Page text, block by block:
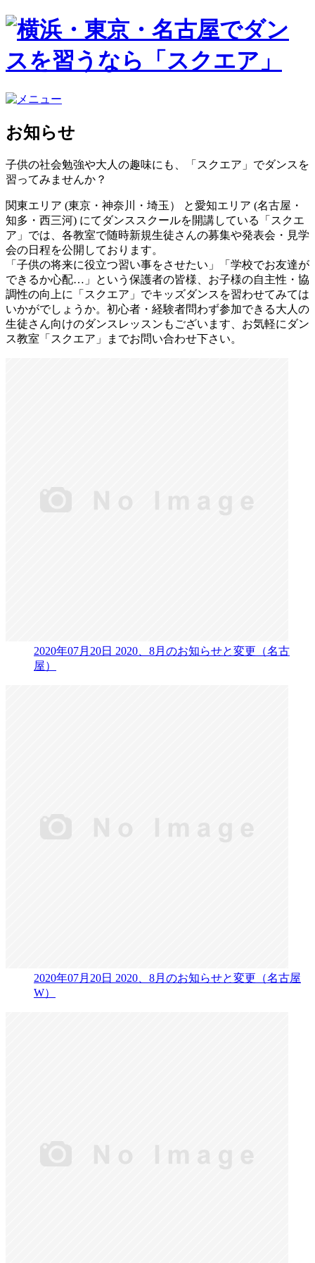
お知らせ
子供の社会勉強や大人の趣味にも、「スクエア」でダンスを
習ってみませんか？
関東エリア (東京・神奈川・埼玉） と愛知エリア (名古屋・
知多・西三河) にてダンススクールを開講している「スクエ
ア」では、各教室で随時新規生徒さんの募集や発表会・見学
会の日程を公開しております。
「子供の将来に役立つ習い事をさせたい」「学校でお友達が
できるか心配…」という保護者の皆様、お子様の自主性・協
調性の向上に「スクエア」でキッズダンスを習わせてみては
いかがでしょうか。初心者・経験者問わず参加できる大人の
生徒さん向けのダンスレッスンもございます、お気軽にダン
ス教室「スクエア」までお問い合わせ下さい。
2020年07月20日 2020、8月のお知らせと変更（名古
屋）
2020年07月20日 2020、8月のお知らせと変更（名古屋
W）